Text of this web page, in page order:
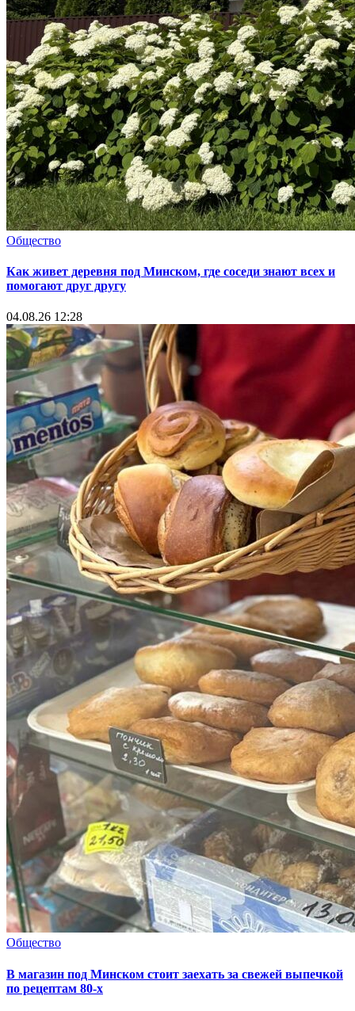
Общество
Как живет деревня под Минском, где соседи знают всех и
помогают друг другу
04.08.26 12:28
Общество
В магазин под Минском стоит заехать за свежей выпечкой
по рецептам 80-х